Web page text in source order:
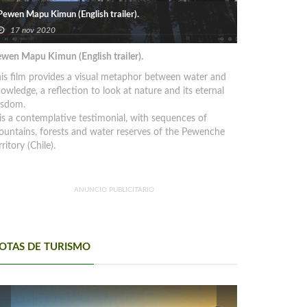
Mapu Kimun (English trailer).
17 nov 2020
Mapu Kimun (English trailer).
film provides a visual metaphor between water and
a reflection to look at nature and its eternal
a contemplative testimonial, with sequences of
forests and water reserves of the Pewenche
(Chile).
ANUNCIO PUBLICITARIO
DE TURISMO